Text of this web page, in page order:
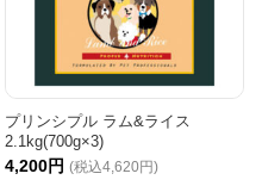
プリンシプル ラム&ライス
2.1kg(700g×3)
4,200円 (税込4,620円)